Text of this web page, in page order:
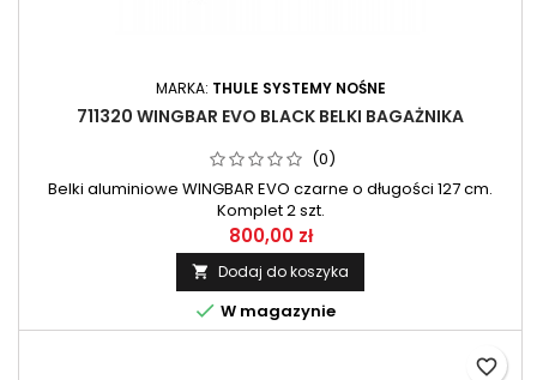
MARKA: THULE SYSTEMY NOŚNE
711320 WINGBAR EVO BLACK BELKI BAGAŻNIKA
(0)
Belki aluminiowe WINGBAR EVO czarne o długości 127 cm.
Komplet 2 szt.
800,00 zł
 Dodaj do koszyka
 W magazynie
favorite_border